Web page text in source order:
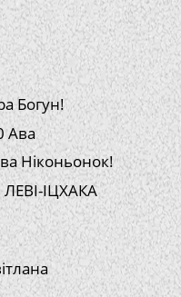
Богун!
Ава
Ніконьонок!
ІЦХАКА